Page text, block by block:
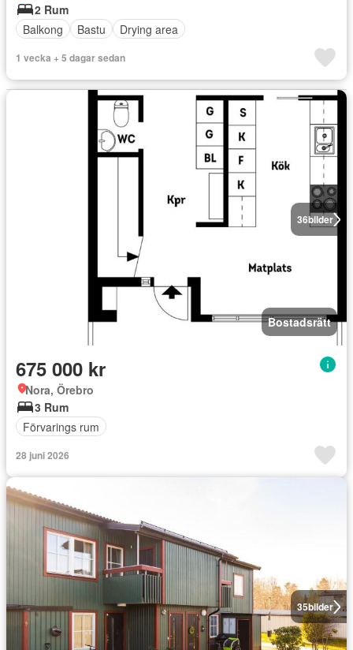
2 Rum
Balkong
Bastu Drying area
1 vecka + 5 dagar sedan
36bilder
Bostadsrätt
675 000 kr
Nora, Örebro
3 Rum
Förvarings rum
28 juni 2026
35bilder